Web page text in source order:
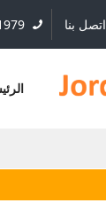
اتصل بنا